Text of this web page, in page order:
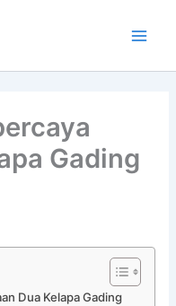
Gading
Dua Kelapa Gading